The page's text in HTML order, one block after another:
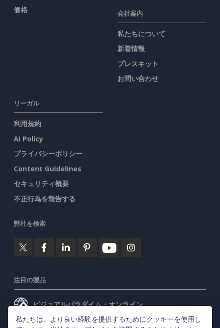
価格
会社案内
私たちについて
新着情報
プレスキット
お問い合わせ
リーガル
利用規約
AI Policy
プライバシーポリシー
Content Guidelines
セキュリティ概要
不正行為を報告する
弊社を検索
注目の製品
ビジュアルパラダイム・オンライン
私たちは、より良い経験を提供するためにクッキーを使用し